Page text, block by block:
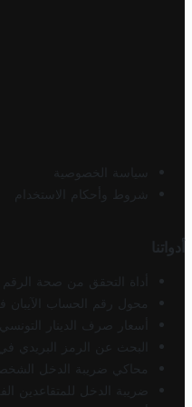
سياسة الخصوصية
شروط وأحكام الاستخدام
أدواتنا
أداة التحقق من صحة الرقم
محول رقم الحساب الآيبان
أسعار صرف الدينار التونسي
البحث عن الرمز البريدي
محاكي ضريبة الدخل
ضريبة الدخل للمتقاعدين